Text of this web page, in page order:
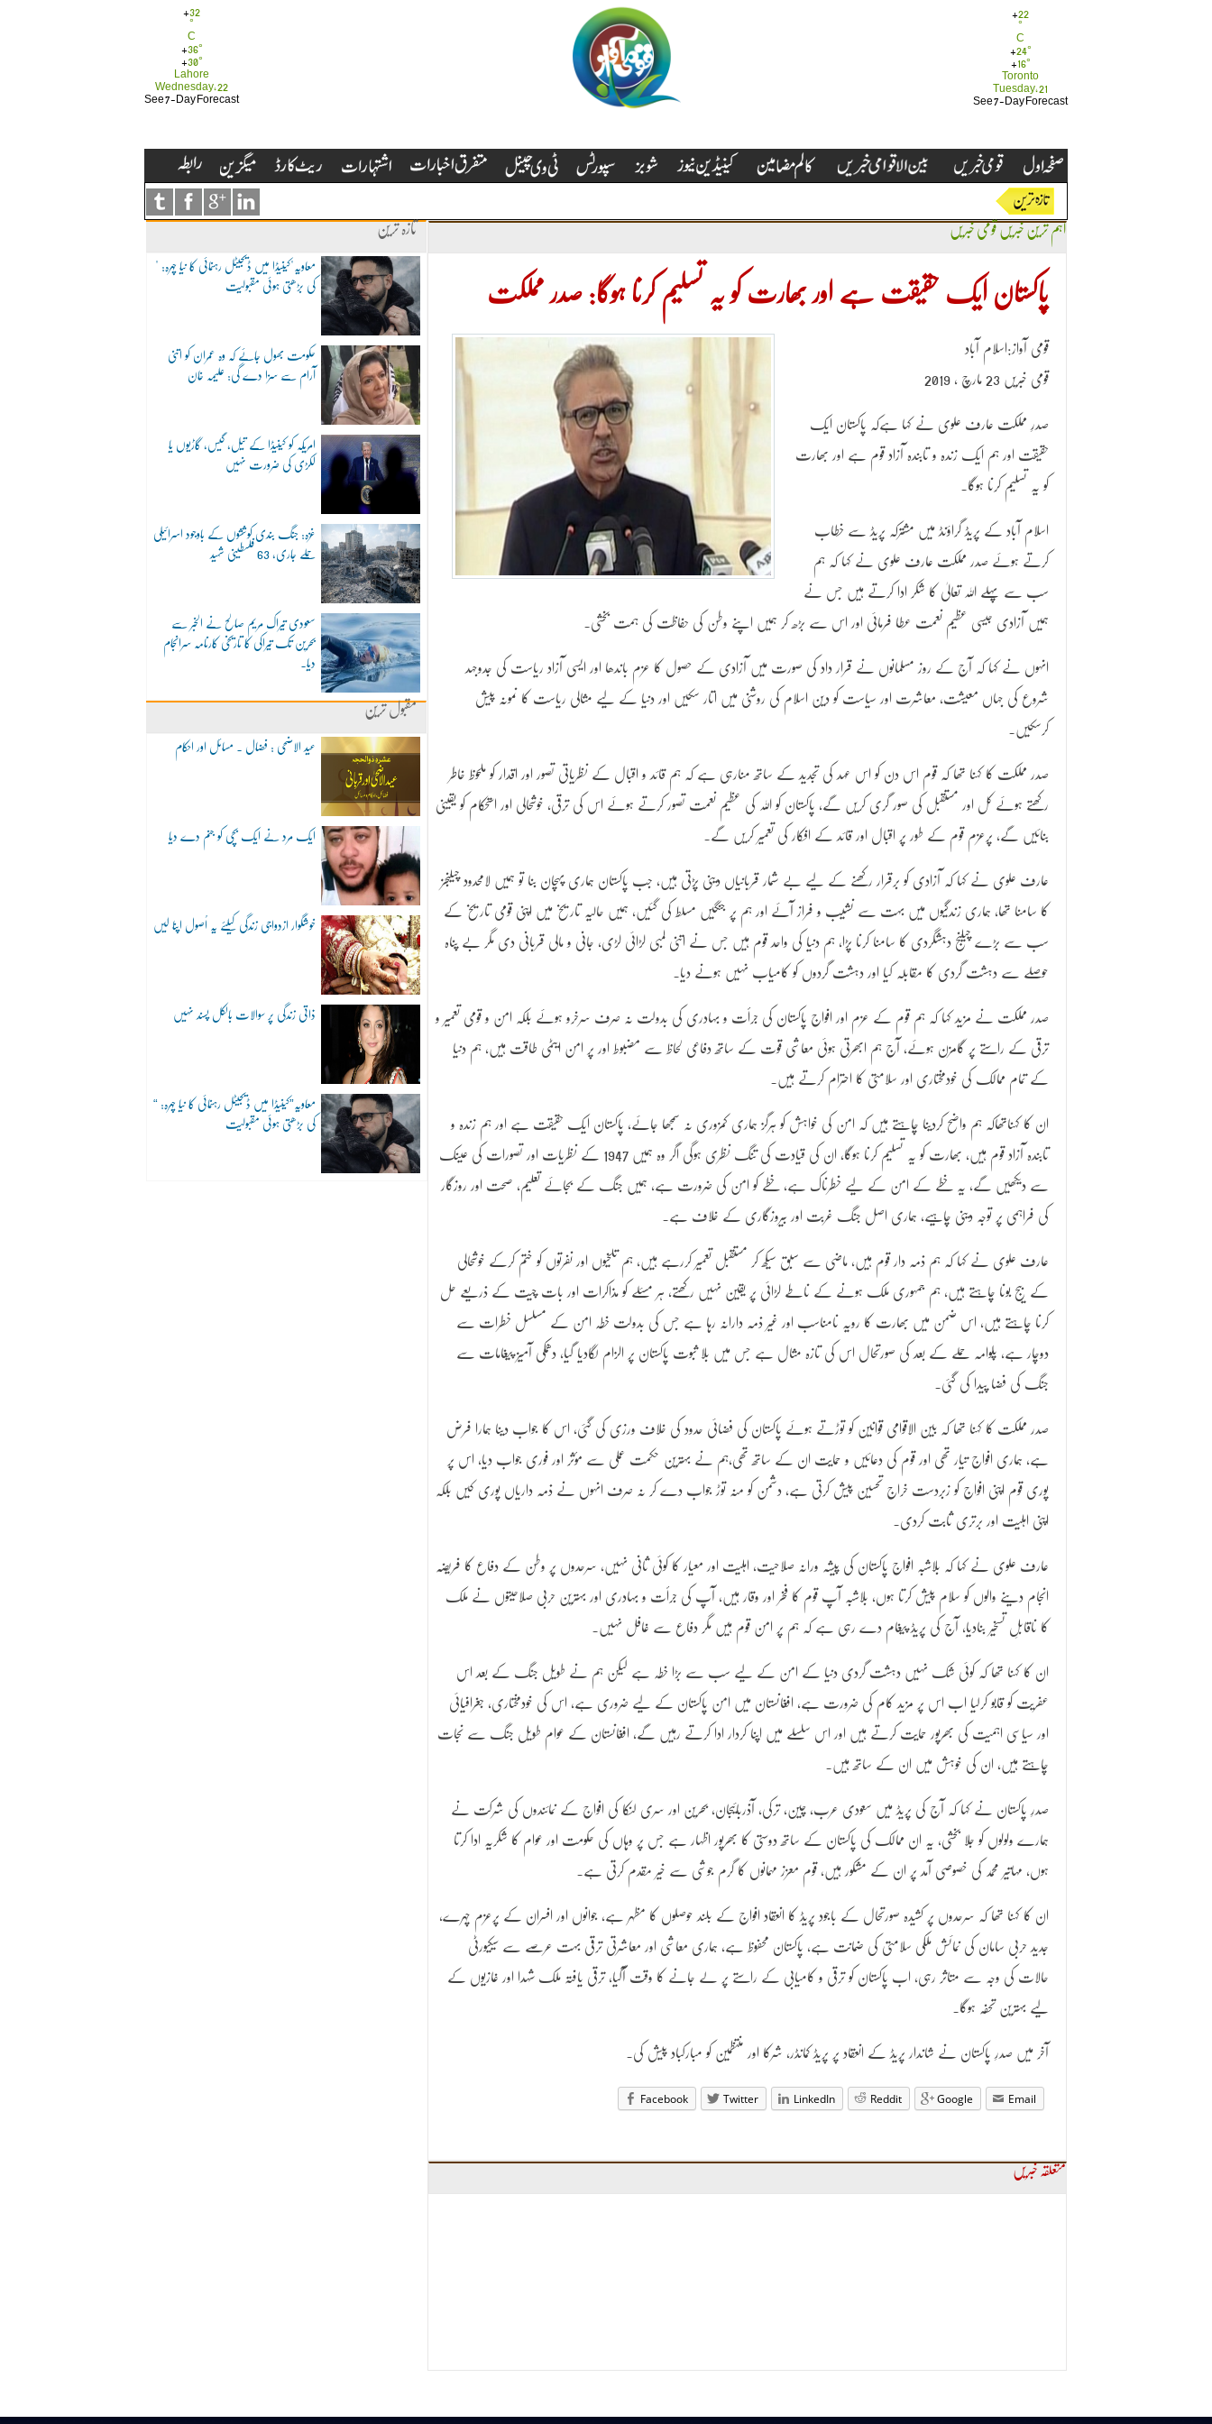
+22
°
C
+24°
+ 16°
Toronto
Tuesday, 21
See 7-Day Forecast
+32
°
C
+36°
+30°
Lahore
Wednesday, 22
See 7-Day Forecast
تازہ ترین
"معاویہ"کینیڈا میں ڈیجیٹل رہنمائی کا نیا چہرہ:
کی بڑھتی ہوئی مقبولیت
حکومت بھول جائے کہ وہ عمران کو اتنی
آرام سے سزا دے گی: علیمہ خان
امریکہ کو کینیڈا کے تیل، گیس، گاڑیوں یا
لکڑی کی ضرورت نہیں
غزہ: جنگ بندی کوششوں کے باوجود اسرائیلی
حملے جاری، 63 فلسطینی شہید
سعودی تیراک مریم صالح نے الخبر سے
بحرین تک تیراکی کا تاریخی کارنامہ سرانجام
دیا۔
مقبول ترین
عید الاضحی : فضال ۔ مسائل اور احکام
ایک مرد نے ایک بچی کو جنم دے دیا
خوشگوار ازدواجی زندگی کیلئے یہ اُصول اپنا لیں
ذاتی زندگی پر سوالات بالکل پسند نہیں
“معاویہ”کینیڈا میں ڈیجیٹل رہنمائی کا نیا چہرہ:
کی بڑھتی ہوئی مقبولیت
اہم ترین خبریں قومی خبریں
پاکستان ایک حقیقت ہے اور بھارت کو یہ تسلیم کرنا ہوگا: صدر مملکت
قومی آواز:اسلام آباد
قومی خبریں 23 مارچ ، 2019
صدرِ مملکت عارف علوی نے کہا ہےکہ پاکستان ایک
حقیقت اور ہم ایک زندہ و تابندہ آزاد قوم ہے اور بھارت
کو یہ تسلیم کرنا ہوگا۔
اسلام آباد کے پریڈ گراؤنڈ میں مشترکہ پریڈ سے خطاب
کرتے ہوئے صدر مملکت عارف علوی نے کہا کہ ہم
سب سے پہلے اللہ تعالیٰ کا شکر ادا کرتے ہیں جس نے
ہمیں آزادی جیسی عظیم نعمت عطا فرمائی اور اس سے بڑھ کر ہمیں اپنے وطن کی حفاظت کی ہمت بخشی۔
انہوں نے کہا کہ آج کے روز مسلمانوں نے قرار داد کی صورت میں آزادی کے حصول کا عزم باندھا اور ایسی آزاد ریاست کی جدوجہد
شروع کی جہاں معیشت، معاشرت اور سیاست کو دین اسلام کی روشنی میں اتار سکیں اور دنیا کے لیے مثالی ریاست کا نمونہ پیش
کرسکیں۔
صدر مملکت کا کہنا تھا کہ قوم اس دن کو اس عہد کی تجدید کے ساتھ منارہی ہے کہ ہم قائد و اقبال کے نظریاتی تصور اور اقدار کو ملحوظ خاطر
رکھتے ہوئے کل اور مستقبل کی صور گری کریں گے، پاکستان کو اللہ کی عظیم نعمت تصور کرتے ہوئے اس کی ترقی، خوشحالی اور استحکام کو یقینی
بنائیں گے، پرعزم قوم کے طور پر اقبال اور قائد کے افکار کی تعمیر کریں گے۔
عارف علوی نے کہا کہ آزادی کو برقرار رکھنے کے لیے بے شمار قربانیاں دینی پڑتی ہیں، جب پاکستان ہماری پہچان بنا تو ہمیں لامحدود چیلنجز
کا سامنا تھا، ہماری زندگیوں میں بہت سے نشیب و فراز آئے اور ہم پر جنگیں مسلط کی گئیں، ہمیں حالیہ تاریخ میں اپنی قومی تاریخ کے
سب سے بڑے چیلنج دہشگردی کا سامنا کرنا پڑا، ہم دنیا کی واحد قوم ہیں جس نے اتنی لمبی لڑائی لڑی، جانی و مالی قربانی دی مگر بے پناہ
حوصلے سے دہشت گردی کا مقابلہ کیا اور دہشت گردوں کو کامیاب نہیں ہونے دیا۔
صدر مملکت نے مزید کہا کہ ہم قوم کے عزم اور افواج پاکستان کی جرأت و بہادری کی بدولت نہ صرف سرخرو ہوئے بلکہ امن و قومی تعمیر و
ترقی کے راستے پر گامزن ہوئے، آج ہم ابھرتی ہوئی معاشی قوت کے ساتھ دفاعی لحاظ سے مضبوط اور پر امن ایٹمی طاقت ہیں، ہم دنیا
کے تمام ممالک کی خودمختاری اور سلامتی کا احترام کرتے ہیں۔
ان کا کہناتھاکہ ہم واضح کردینا چاہتے ہیں کہ امن کی خواہش کو ہرگز ہماری کمزوری نہ سمجھا جائے، پاکستان ایک حقیقت ہے اور ہم زندہ و
تابندہ آزاد قوم ہیں، بھارت کو یہ تسلیم کرنا ہوگا، ان کی قیادت کی تنگ نظری ہوگی اگر وہ ہمیں 1947 کے نظریات اور تصورات کی عینک
سے دیکھیں گے، یہ خطے کے امن کے لیے خطرناک ہے، خطے کو امن کی ضرورت ہے، ہمیں جنگ کے بجائے تعلیم، صحت اور روزگار
کی فراہمی پر توجہ دینی چاہیے، ہماری اصل جنگ غربت اور بیروزگاری کے خلاف ہے۔
عارف علوی نے کہا کہ ہم ذمہ دار قوم ہیں، ماضی سے سبق سیکھ کر مستقبل تعمیر کررہے ہیں، ہم تلخیوں اور نفرتوں کو ختم کرکے خوشحالی
کے بیج بونا چاہتے ہیں، ہم جمہوری ملک ہونے کے ناطے لڑائی پر یقین نہیں رکھتے، ہر مسئلے کو مذاکرات اور بات چیت کے ذریعے حل
کرنا چاہتے ہیں، اس ضمن میں بھارت کا رویہ نامناسب اور غیر ذمہ دارانہ رہا ہے جس کی بدولت خطہ امن کے مسلسل خطرات سے
دوچار ہے، پلوامہ حملے کے بعد کی صورتحال اس کی تازہ مثال ہے جس میں بلا ثبوت پاکستان پر الزام لگادیا گیا، دھمکی آمیز پیغامات سے
جنگ کی فضا پیدا کی گئی۔
صدر مملکت کا کہنا تھا کہ بین الاقوامی قوانین کو توڑتے ہوئے پاکستان کی فضائی حدود کی خلاف ورزی کی گئی، اس کا جواب دینا ہمارا فرض
ہے، ہماری افواج تیار تھی اور قوم کی دعائیں و حمایت ان کے ساتھ تھی،ہم نے بہترین حکمت عملی سے مؤثر اور فوری جواب دیا، اس پر
پوری قوم اپنی افواج کو زبردست خراج تحسین پیش کرتی ہے، دشمن کو منہ توڑ جواب دے کر نہ صرف انہوں نے ذمہ داریاں پوری کیں بلکہ
اپنی اہلیت اور برتری ثابت کردی۔
عارف علوی نے کہا کہ بلاشبہ افواج پاکستان کی پیشہ ورانہ صلاحیت، اہلیت اور معیار کا کوئی ثانی نہیں، سرحدوں پر وطن کے دفاع کا فریضہ
انجام دینے والوں کو سلام پیش کرتا ہوں، بلاشبہ آپ قوم کا فخر اور وقار ہیں، آپ کی جرأت و بہادری اور بہترین حربی صلاحیتوں نے ملک
کا ناقابلِ تسخیر بنادیا، آج کی پریڈ پیغام دے رہی ہے کہ ہم پر امن قوم ہیں مگر دفاع سے غافل نہیں۔
ان کا کہنا تھا کہ کوئی شک نہیں دہشت گردی دنیا کے امن کے لیے سب سے بڑا خطہ ہے لیکن ہم نے طویل جنگ کے بعد اس
عفریت کو قابو کرلیا اب اس پر مزید کام کی ضرورت ہے، افغانستان میں امن پاکستان کے لیے ضروری ہے، اس کی خودمختاری، جغرافیائی
اور سیاسی اہمیت کی بھرپور حمایت کرتے ہیں اور اس سلسلے میں اپنا کردار ادا کرتے رہیں گے، افغانستان کے عوام طویل جنگ سے نجات
چاہتے ہیں، ان کی خوہش میں ان کے ساتھ ہیں۔
صدرِ پاکستان نے کہا کہ آج کی پریڈ میں سعودی عرب، چین، ترکی، آذربائیجان، بحرین اور سری لنکا کی افواج کے نمائندوں کی شرکت نے
ہمارے ولولوں کو جلا بخشی، یہ ان ممالک کی پاکستان کے ساتھ دوستی کا بھرپور اظہار ہے جس پر وہاں کی حکومت اور عوام کا شکریہ ادا کرتا
ہوں، مہاتیر محمد کی خصوصی آمد پر ان کے مشکور ہیں، قوم معزز مہمانوں کا گرم جوشی سے خیر مقدم کرتی ہے۔
ان کا کہنا تھا کہ سرحدوں پر کشیدہ صورتحال کے باجود پریڈ کا انعقاد افواج کے بلند حوصلوں کا مظہر ہے، جوانوں اور افسران کے پرعزم چہرے،
جدید حربی سامان کی نمائش ملکی سلامتی کی ضمانت ہے، پاکستان محفوظ ہے، ہماری معاشی اور معاشرتی ترقی بہت عرصے سے سیکیورٹی
حالات کی وجہ سے متاثر رہی، اب پاکستان کو ترقی و کامیابی کے راستے پر لے جانے کا وقت آگیا، ترقی یافتہ ملک شہدا اور غازیوں کے
لیے بہترین تحفہ ہوگا۔
آخر میں صدرِ پاکستان نے شاندار پریڈ کے انعقاد پر پریڈ کمانڈر، شرکا اور منتظمین کو مبارکباد پیش کی۔
Facebook Twitter LinkedIn Reddit Google Email
متعلقہ خبریں